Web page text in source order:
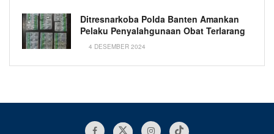
Ditresnarkoba Polda Banten Amankan
Pelaku Penyalahgunaan Obat Terlarang
4 DESEMBER 2024